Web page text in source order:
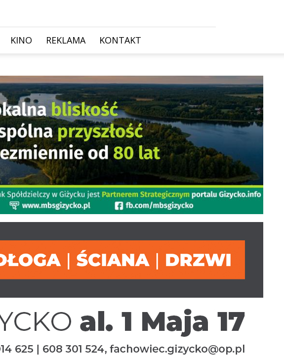
KINO REKLAMA KONTAKT